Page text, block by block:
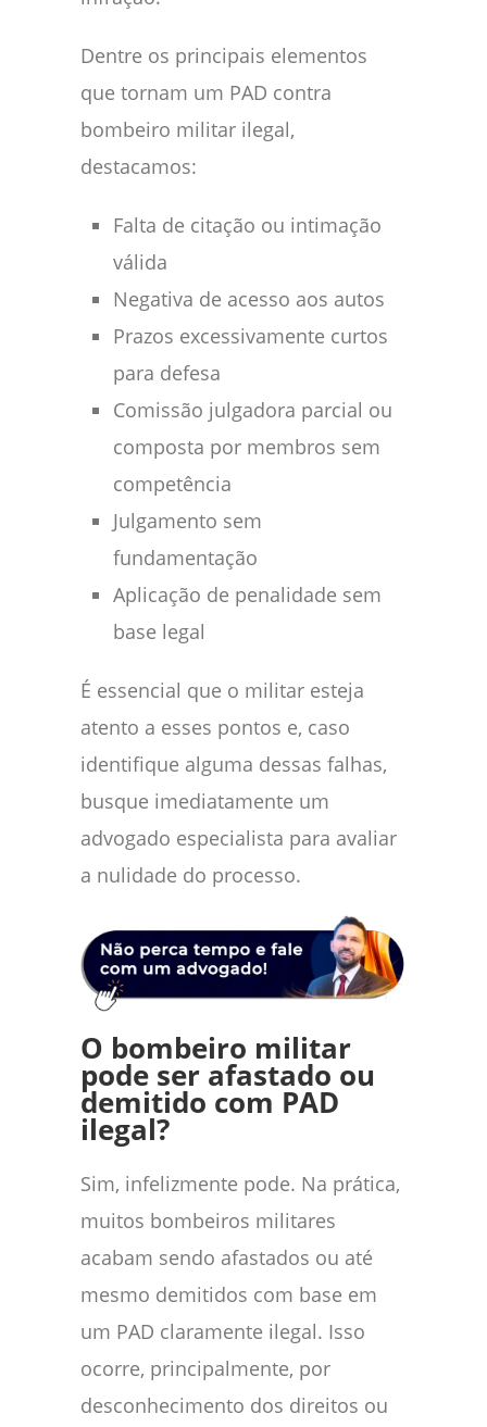
Dentre os principais elementos
que tornam um PAD contra
bombeiro militar ilegal,
destacamos:
Falta de citação ou intimação
válida
Negativa de acesso aos autos
Prazos excessivamente curtos
para defesa
Comissão julgadora parcial ou
composta por membros sem
competência
Julgamento sem
fundamentação
Aplicação de penalidade sem
base legal
É essencial que o militar esteja
atento a esses pontos e, caso
identifique alguma dessas falhas,
busque imediatamente um
advogado especialista para avaliar
a nulidade do processo.
O bombeiro militar
pode ser afastado ou
demitido com PAD
ilegal?
Sim, infelizmente pode. Na prática,
muitos bombeiros militares
acabam sendo afastados ou até
mesmo demitidos com base em
um PAD claramente ilegal. Isso
ocorre, principalmente, por
desconhecimento dos direitos ou